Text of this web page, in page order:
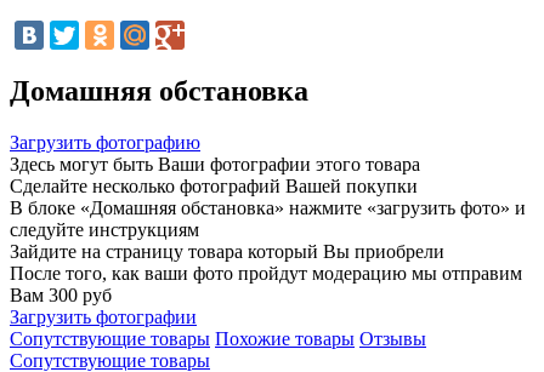
Домашняя обстановка
Загрузить фотографию
Здесь могут быть Ваши фотографии этого товара
Сделайте несколько фотографий Вашей покупки
В блоке «Домашняя обстановка» нажмите «загрузить фото» и
следуйте инструкциям
Зайдите на страницу товара который Вы приобрели
После того, как ваши фото пройдут модерацию мы отправим
Вам 300 руб
Загрузить фотографии
Сопутствующие товары Похожие товары Отзывы
Сопутствующие товары